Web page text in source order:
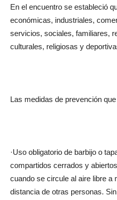
En el encuentro se estableció
económicas, industriales,
servicios, sociales, familiares,
culturales, religiosas y
Las medidas de prevención
·Uso obligatorio de barbijo o
compartidos cerrados y
cuando se circule al aire libre a
distancia de otras personas.